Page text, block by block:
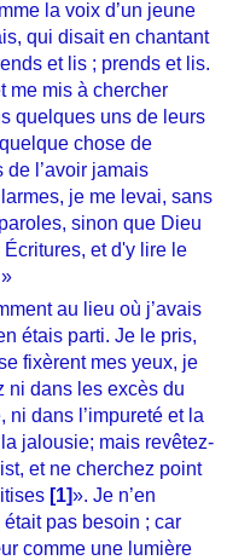
la voix d’un jeune
qui disait en chantant
et lis ; prends et lis.
me mis à chercher
quelques uns de leurs
chose de
l’avoir jamais
je me levai, sans
sinon que Dieu
et d'y lire le
au lieu où j’avais
étais parti. Je le pris,
fixèrent mes yeux, je
ni dans les excès du
dans l’impureté et la
jalousie; mais revêtez-
et ne cherchez point
[1]». Je n’en
pas besoin ; car
comme une lumière